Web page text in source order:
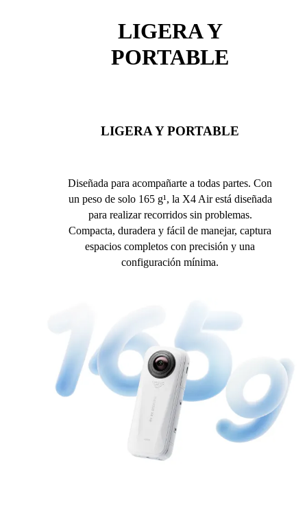
LIGERA Y
PORTABLE
LIGERA Y PORTABLE
Diseñada para acompañarte a todas partes. Con
un peso de solo 165 g¹, la X4 Air está diseñada
para realizar recorridos sin problemas.
Compacta, duradera y fácil de manejar, captura
espacios completos con precisión y una
configuración mínima.